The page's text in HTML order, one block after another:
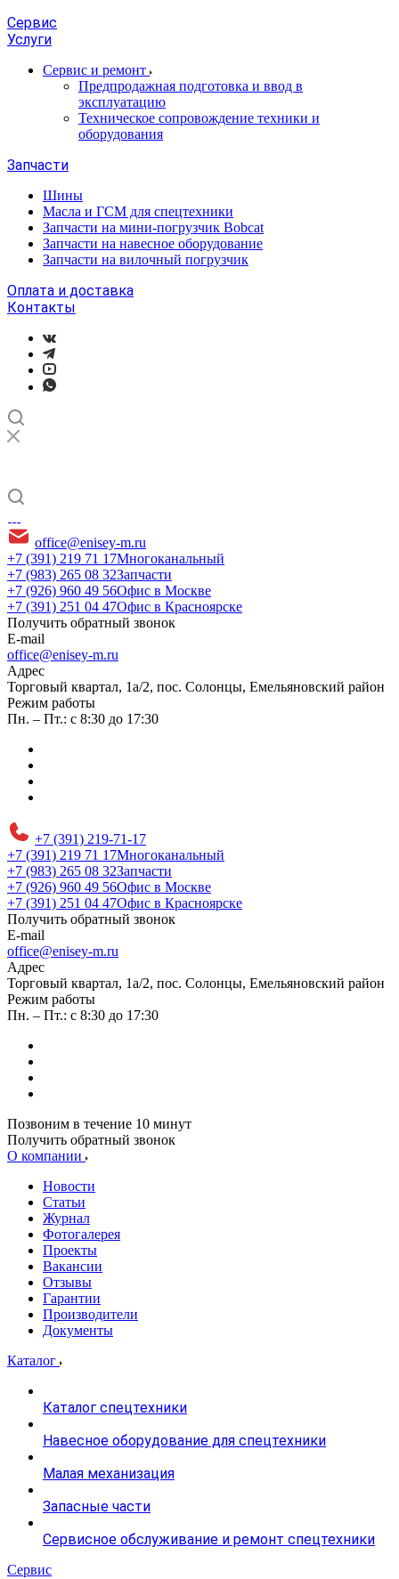
Сервис
Услуги
Сервис и ремонт
Предпродажная подготовка и ввод в
эксплуатацию
Техническое сопровождение техники и
оборудования
Запчасти
Шины
Масла и ГСМ для спецтехники
Запчасти на мини-погрузчик Bobcat
Запчасти на навесное оборудование
Запчасти на вилочный погрузчик
Оплата и доставка
Контакты
office@enisey-m.ru
+7 (391) 219 71 17Многоканальный
+7 (983) 265 08 32Запчасти
+7 (926) 960 49 56Офис в Москве
+7 (391) 251 04 47Офис в Красноярске
Получить обратный звонок
E-mail
office@enisey-m.ru
Адрес
​Торговый квартал, 1а/2, пос. Солонцы, Емельяновский район
Режим работы
Пн. – Пт.: с 8:30 до 17:30
+7 (391) 219-71-17
+7 (391) 219 71 17Многоканальный
+7 (983) 265 08 32Запчасти
+7 (926) 960 49 56Офис в Москве
+7 (391) 251 04 47Офис в Красноярске
Получить обратный звонок
E-mail
office@enisey-m.ru
Адрес
​Торговый квартал, 1а/2, пос. Солонцы, Емельяновский район
Режим работы
Пн. – Пт.: с 8:30 до 17:30
Позвоним в течение 10 минут
Получить обратный звонок
О компании
Новости
Статьи
Журнал
Фотогалерея
Проекты
Вакансии
Отзывы
Гарантии
Производители
Документы
Каталог
Каталог спецтехники
Навесное оборудование для спецтехники
Малая механизация
Запасные части
Сервисное обслуживание и ремонт спецтехники
Сервис